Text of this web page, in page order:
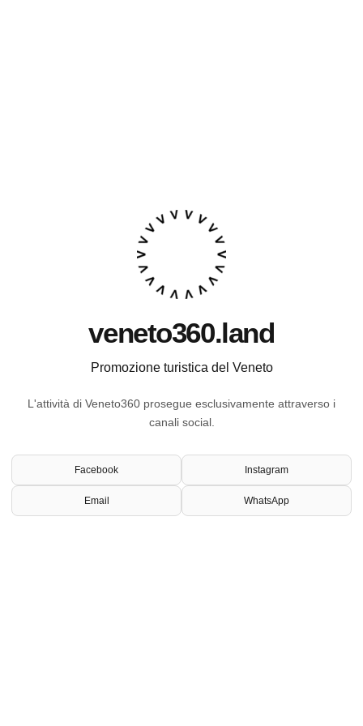
veneto360.land
Promozione turistica del Veneto
L'attività di Veneto360 prosegue esclusivamente attraverso i
canali social.
Facebook Instagram
Email WhatsApp